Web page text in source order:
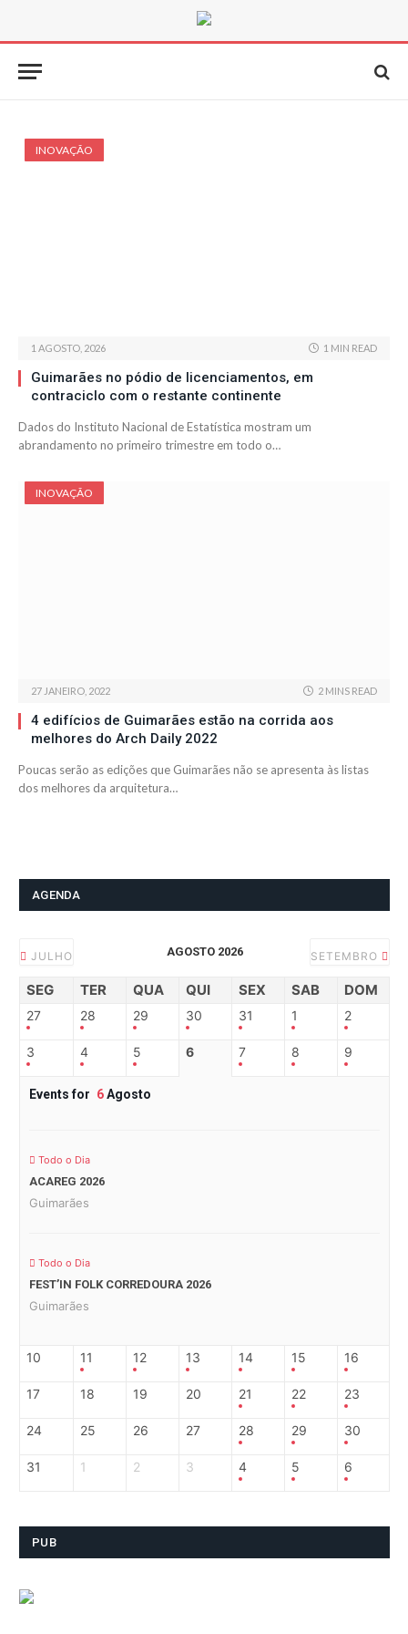
INOVAÇÃO
1 AGOSTO, 2026 1 MIN READ
Guimarães no pódio de licenciamentos, em
contraciclo com o restante continente
Dados do Instituto Nacional de Estatística mostram um
abrandamento no primeiro trimestre em todo o…
INOVAÇÃO
27 JANEIRO, 2022 2 MINS READ
4 edifícios de Guimarães estão na corrida aos
melhores do Arch Daily 2022
Poucas serão as edições que Guimarães não se apresenta às listas
dos melhores da arquitetura…
AGENDA
JULHO AGOSTO 2026 SETEMBRO
SEG TER QUA QUI SEX SAB DOM
27 28 29 30 31 1 2
3 4 5 6 7 8 9
Events for 6Agosto
Todo o Dia
ACAREG 2026
Guimarães
Todo o Dia
FEST’IN FOLK CORREDOURA 2026
Guimarães
10 11 12 13 14 15 16
17 18 19 20 21 22 23
24 25 26 27 28 29 30
31 1 2 3 4 5 6
PUB